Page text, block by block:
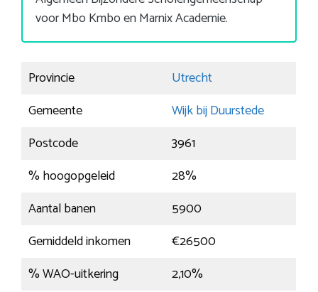
voor Mbo Kmbo en Marnix Academie.
Provincie
Utrecht
Gemeente
Wijk bij Duurstede
Postcode
3961
% hoogopgeleid
28%
Aantal banen
5900
Gemiddeld inkomen
€26500
% WAO-uitkering
2,10%